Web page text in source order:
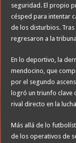
seguridad. El propio
césped para intentar
de los disturbios.
regresaron a la
En lo deportivo, la
mendocino, que
por el segundo
logró un triunfo clave
rival directo en la
Más allá de lo
de los operativos de